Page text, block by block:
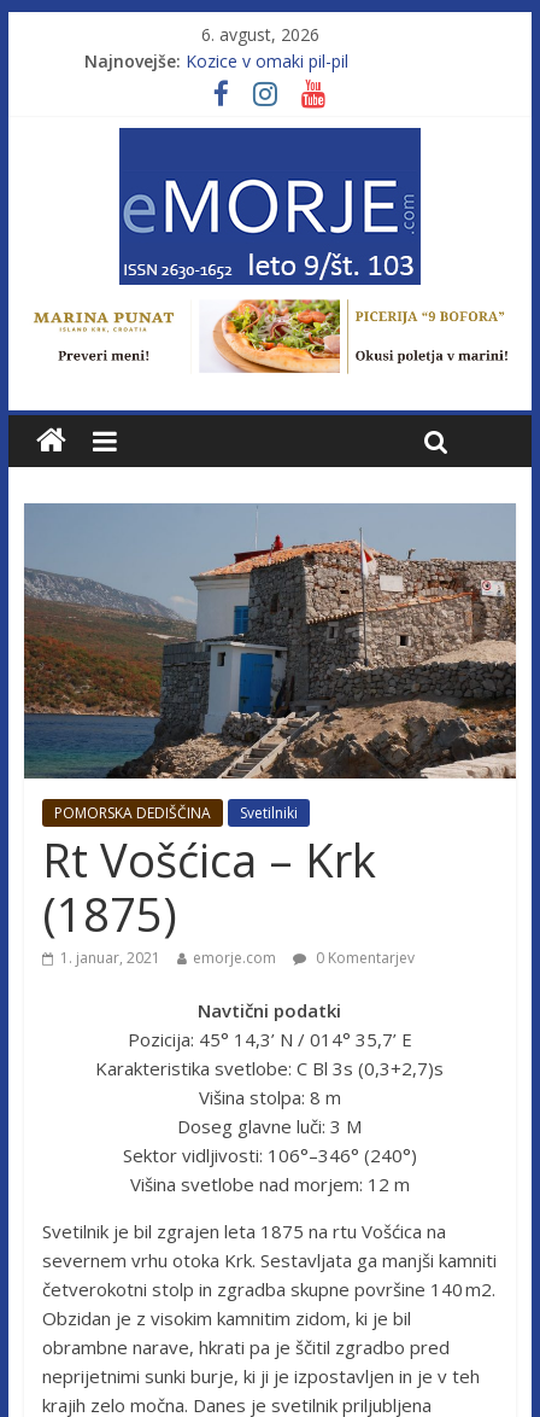
6. avgust, 2026
Najnovejše: Kozice v omaki pil-pil
Leto 9, št. 103; Licenca brez morja
Od morja do gorja 11
POMORSKA DEDIŠČINA Svetilniki
Rt Vošćica – Krk
(1875)
1. januar, 2021 emorje.com 0 Komentarjev
Navtični podatki
Pozicija: 45° 14,3’ N / 014° 35,7’ E
Karakteristika svetlobe: C Bl 3s (0,3+2,7)s
Višina stolpa: 8 m
Doseg glavne luči: 3 M
Sektor vidljivosti: 106°–346° (240°)
Višina svetlobe nad morjem: 12 m
Svetilnik je bil zgrajen leta 1875 na rtu Vošćica na
severnem vrhu otoka Krk. Sestavljata ga manjši kamniti
četverokotni stolp in zgradba skupne površine 140 m2.
Obzidan je z visokim kamnitim zidom, ki je bil
obrambne narave, hkrati pa je ščitil zgradbo pred
neprijetnimi sunki burje, ki ji je izpostavljen in je v teh
krajih zelo močna. Danes je svetilnik priljubljena